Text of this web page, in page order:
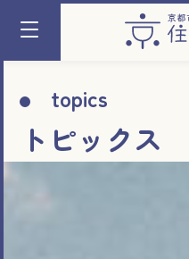
topics
トピックス